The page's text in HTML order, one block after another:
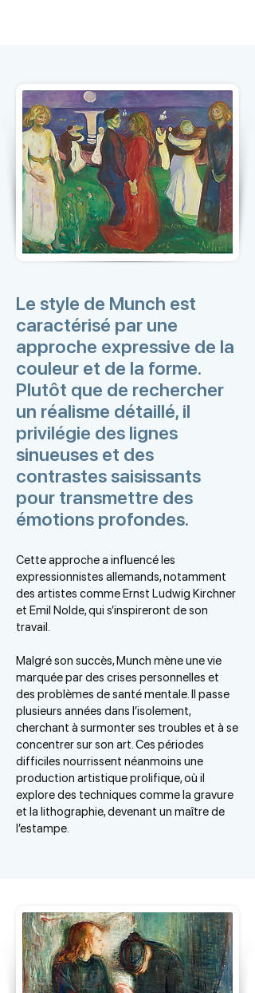
Le style de Munch est
caractérisé par une
approche expressive de la
couleur et de la forme.
Plutôt que de rechercher
un réalisme détaillé, il
privilégie des lignes
sinueuses et des
contrastes saisissants
pour transmettre des
émotions profondes.
Cette approche a influencé les
expressionnistes allemands, notamment
des artistes comme Ernst Ludwig Kirchner
et Emil Nolde, qui s’inspireront de son
travail.
Malgré son succès, Munch mène une vie
marquée par des crises personnelles et
des problèmes de santé mentale. Il passe
plusieurs années dans l’isolement,
cherchant à surmonter ses troubles et à se
concentrer sur son art. Ces périodes
difficiles nourrissent néanmoins une
production artistique prolifique, où il
explore des techniques comme la gravure
et la lithographie, devenant un maître de
l’estampe.